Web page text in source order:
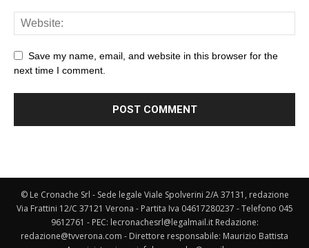
Save my name, email, and website in this browser for the
next time I comment.
© Le Cronache Srl - Sede legale Viale Spolverini 2/A 37131, redazione
Via Frattini 12/C 37121 Verona - Partita Iva 04617280237 - Telefono 045
9612761 - PEC: lecronachesrl@legalmail.it Redazione:
redazione@tvverona.com - Direttore responsabile: Maurizio Battista